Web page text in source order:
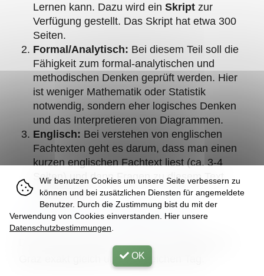
Lernen kann. Dazu wird ein Skript zur
Verfügung gestellt. Das Skript hat etwa 300
Seiten.
Formal/Analytisch: Bei diesem Teil soll die
Fähigkeit zum formal-analytischen und
methodischen Denken geprüft werden. Hier
ist weniger Mathematik oder Statistik
notwendig, sondern eher logisches Denken
und das Interpretieren von Diagrammen.
Englisch: Bei verstehen von englischen
Fachtexten geht es darum, dass man einen
kurzen englischen Fachtext liest (ca. 3-4
Seiten) und dann Fragen zu diesem Text
beantwortet.
Ist der Test in allen Städten gleich?
Der Test ist in Wien, Innsbruck, Salzburg und
Graz exakt gleich und am gleichen Tag.
Wir benutzen Cookies um unsere Seite verbessern zu
können und bei zusätzlichen Diensten für angemeldete
Benutzer. Durch die Zustimmung bist du mit der
Verwendung von Cookies einverstanden. Hier unsere
Datenschutzbestimmungen
OK